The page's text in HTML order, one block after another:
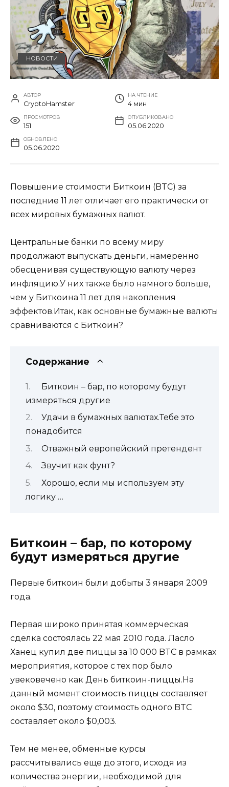
НОВОСТИ
АВТОР
CryptoHamster
НА ЧТЕНИЕ
4 мин
ПРОСМОТРОВ
151
ОПУБЛИКОВАНО
05.06.2020
ОБНОВЛЕНО
05.06.2020
Повышение стоимости Биткоин (BTC) за
последние 11 лет отличает его практически от
всех мировых бумажных валют.
Центральные банки по всему миру
продолжают выпускать деньги, намеренно
обесценивая существующую валюту через
инфляцию.У них также было намного больше,
чем у Биткоина 11 лет для накопления
эффектов.Итак, как основные бумажные валюты
сравниваются с Биткоин?
Содержание
Биткоин – бар, по которому будут
измеряться другие
Удачи в бумажных валютах.Тебе это
понадобится
Отважный европейский претендент
Звучит как фунт?
Хорошо, если мы используем эту
логику …
Биткоин – бар, по которому
будут измеряться другие
Первые биткоин были добыты 3 января 2009
года.
Первая широко принятая коммерческая
сделка состоялась 22 мая 2010 года. Ласло
Ханец купил две пиццы за 10 000 BTC в рамках
мероприятия, которое с тех пор было
увековечено как День биткоин-пиццы.На
данный момент стоимость пиццы составляет
около $30, поэтому стоимость одного BTC
составляет около $0,003.
Тем не менее, обменные курсы
рассчитывались еще до этого, исходя из
количества энергии, необходимой для